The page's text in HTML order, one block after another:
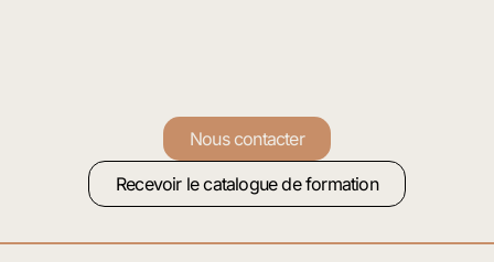
Nous contacter
Recevoir le catalogue de formation